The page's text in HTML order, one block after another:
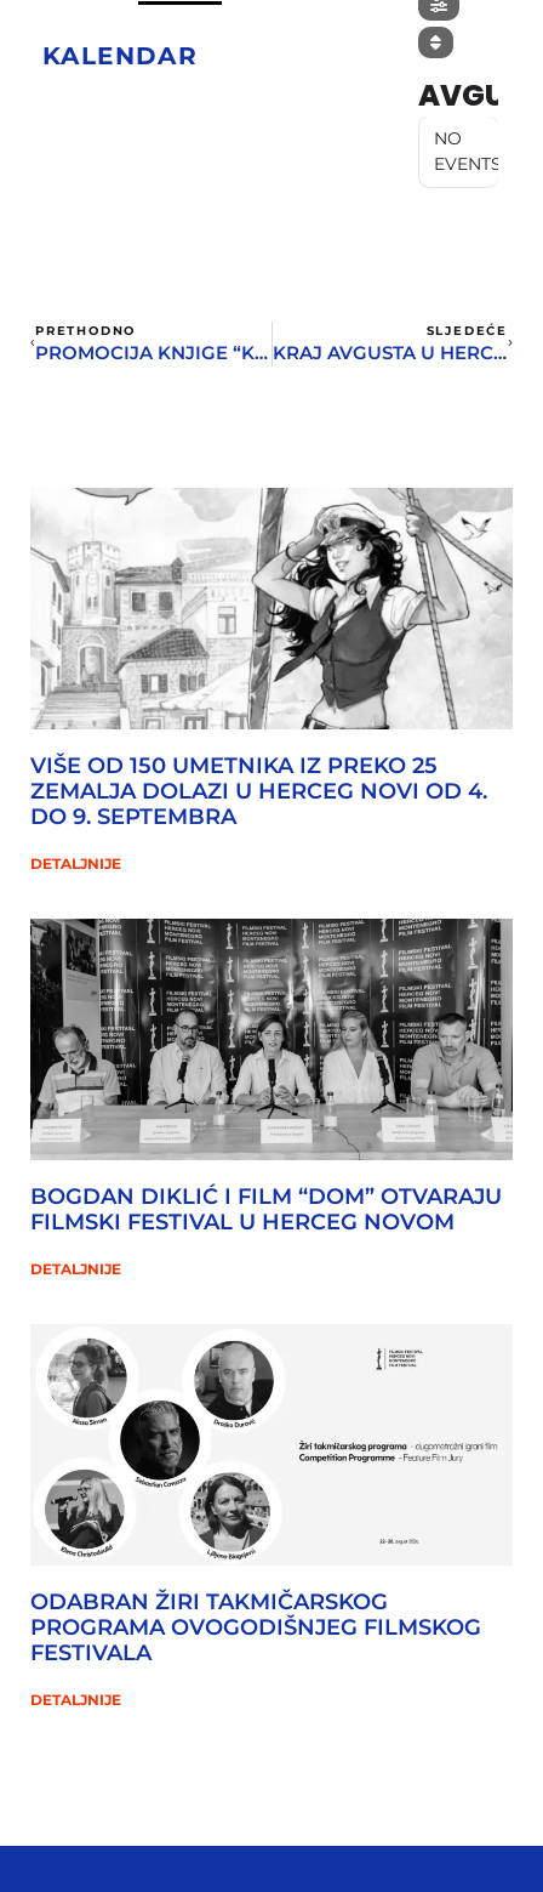
KALENDAR
AVGUST
NO
EVENTS
PRETHODNO
PROMOCIJA KNJIGE “KAROTA”
SLJEDEĆE
KRAJ AVGUSTA U HERCEG NOVOM U ZNAKU 12. MEĐUNARODNOG MOTO SKUPA
VIŠE OD 150 UMETNIKA IZ PREKO 25
ZEMALJA DOLAZI U HERCEG NOVI OD 4.
DO 9. SEPTEMBRA
DETALJNIJE
BOGDAN DIKLIĆ I FILM “DOM” OTVARAJU
FILMSKI FESTIVAL U HERCEG NOVOM
DETALJNIJE
ODABRAN ŽIRI TAKMIČARSKOG
PROGRAMA OVOGODIŠNJEG FILMSKOG
FESTIVALA
DETALJNIJE